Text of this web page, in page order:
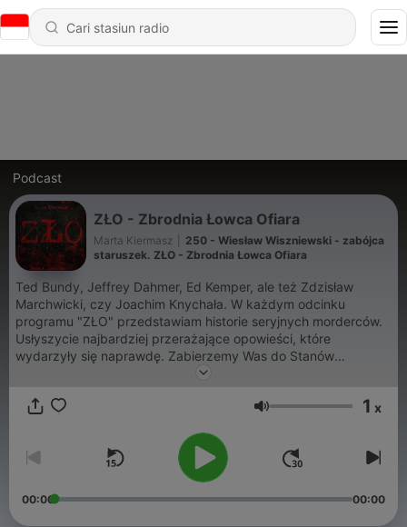
Podcast
ZŁO - Zbrodnia Łowca Ofiara
Marta Kiermasz
250 - Wiesław Wiszniewski - zabójca
staruszek. ZŁO - Zbrodnia Łowca Ofiara
Ted Bundy, Jeffrey Dahmer, Ed Kemper, ale też Zdzisław
Marchwicki, czy Joachim Knychała. W każdym odcinku
programu "ZŁO" przedstawiam historie seryjnych morderców.
Usłyszycie najbardziej przerażające opowieści, które
wydarzyły się naprawdę. Zabierzemy Was do Stanów
Zjednoczonych, Rosji, Argentyny, będzie też sporo historii z
pomijania szczegółów.
Volume 1 x
00:00 00:00